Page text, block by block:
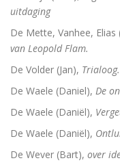
Oidipous en
uitdaging
De Mette, Vanhee, Elias
van Leopold Flam.
De Volder (Jan), Trialoog.
De Waele (Daniel), De
De Waele (Daniël),
De Waele (Daniël),
De Wever (Bart), over